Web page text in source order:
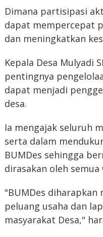
Dimana partisipasi
dapat mempercepat
dan meningkatkan
Kepala Desa Mulyadi
pentingnya
dapat menjadi
desa.
Ia mengajak seluruh
serta dalam
BUMDes sehingga
dirasakan oleh semua
"BUMDes
peluang usaha dan
masyarakat Desa,"